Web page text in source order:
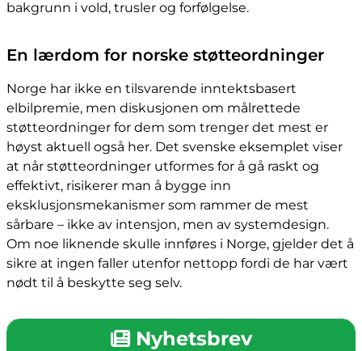
bakgrunn i vold, trusler og forfølgelse.
En lærdom for norske støtteordninger
Norge har ikke en tilsvarende inntektsbasert
elbilpremie, men diskusjonen om målrettede
støtteordninger for dem som trenger det mest er
høyst aktuell også her. Det svenske eksemplet viser
at når støtteordninger utformes for å gå raskt og
effektivt, risikerer man å bygge inn
eksklusjonsmekanismer som rammer de mest
sårbare – ikke av intensjon, men av systemdesign.
Om noe liknende skulle innføres i Norge, gjelder det å
sikre at ingen faller utenfor nettopp fordi de har vært
nødt til å beskytte seg selv.
Nyhetsbrev